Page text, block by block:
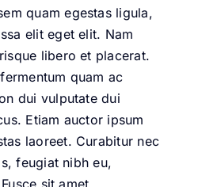
quam egestas ligula,
elit eget elit. Nam
libero et placerat.
quam ac
dui vulputate dui
Etiam auctor ipsum
laoreet. Curabitur nec
feugiat nibh eu,
sit amet